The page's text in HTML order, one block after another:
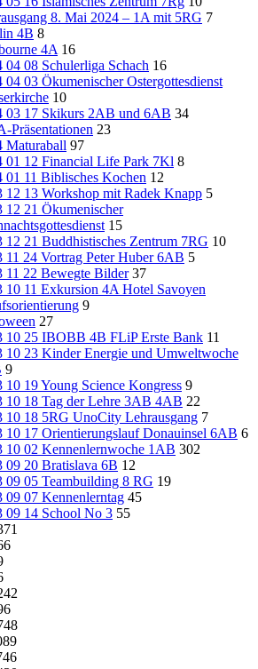
8. Mai 2024 – 1A mit 5RG 7
4B 8
4A 16
04 08 Schulerliga Schach 16
04 03 Ökumenischer Ostergottesdienst
10
03 17 Skikurs 2AB und 6AB 34
Präsentationen 23
Maturaball 97
01 12 Financial Life Park 7Kl 8
01 11 Biblisches Kochen 12
12 13 Workshop mit Radek Knapp 5
12 21 Ökumenischer
15
12 21 Buddhistisches Zentrum 7RG 10
11 24 Vortrag Peter Huber 6AB 5
11 22 Bewegte Bilder 37
10 11 Exkursion 4A Hotel Savoyen
9
27
10 25 IBOBB 4B FLiP Erste Bank 11
10 23 Kinder Energie und Umweltwoche
9
10 19 Young Science Kongress 9
10 18 Tag der Lehre 3AB 4AB 22
10 18 5RG UnoCity Lehrausgang 7
10 17 Orientierungslauf Donauinsel 6AB 6
10 02 Kennenlernwoche 1AB 302
09 20 Bratislava 6B 12
09 05 Teambuilding 8 RG 19
09 07 Kennenlerntag 45
09 14 School No 3 55